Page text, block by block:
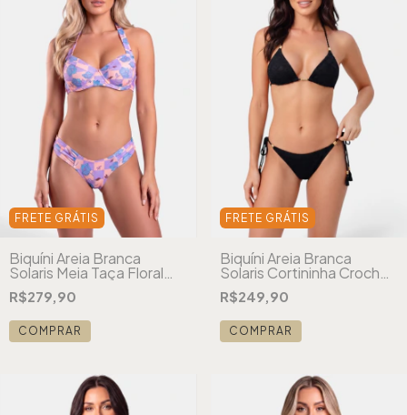
FRETE GRÁTIS
Biquíni Areia Branca
Solaris Meia Taça Floral
Xadrez Lilás
R$279,90
COMPRAR
FRETE GRÁTIS
Biquíni Areia Branca
Solaris Cortininha Crochê
Preto
R$249,90
COMPRAR